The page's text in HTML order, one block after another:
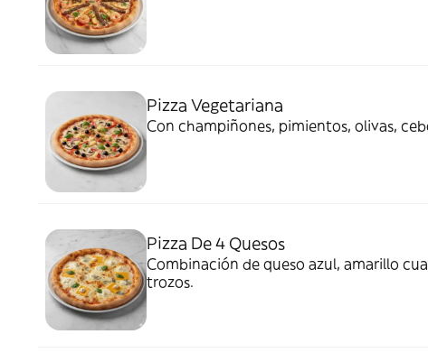
Pizza Vegetariana
Con champiñones, pimientos, olivas,
Pizza De 4 Quesos
Combinación de queso azul, amarillo
trozos.